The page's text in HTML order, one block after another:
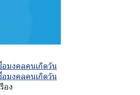
มงคลคนเกิดวัน
มงคลคนเกิดวัน
อง